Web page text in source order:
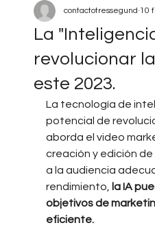
La
revolucionar
este 2023.
contactotressegund 10
La tecnología de
potencial de
aborda el video
creación y edición
a la audiencia
rendimiento,
la IA
objetivos de
eficiente.